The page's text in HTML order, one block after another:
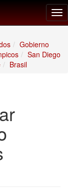
Gobierno
San Diego
Brasil